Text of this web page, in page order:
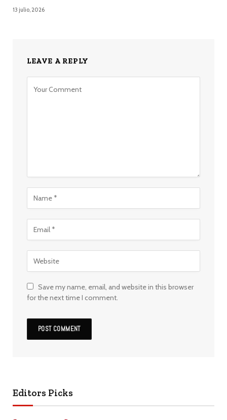
13 julio, 2026
LEAVE A REPLY
Save my name, email, and website in this browser
for the next time I comment.
Editors Picks